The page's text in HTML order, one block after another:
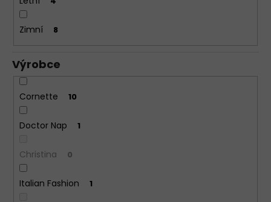
Zimní 8
Výrobce
Cornette 10
Doctor Nap 1
Christina 0
Italian Fashion 1